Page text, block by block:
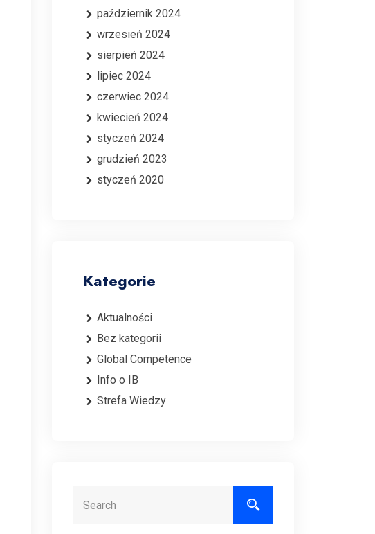
październik 2024
wrzesień 2024
sierpień 2024
lipiec 2024
czerwiec 2024
kwiecień 2024
styczeń 2024
grudzień 2023
styczeń 2020
Kategorie
Aktualności
Bez kategorii
Global Competence
Info o IB
Strefa Wiedzy